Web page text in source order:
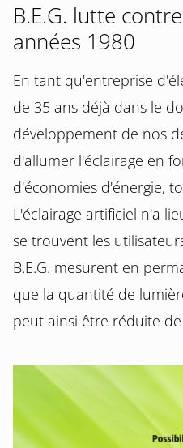
B.E.G. lutte
années 1980
En tant qu'entreprise
de 35 ans déjà dans le
développement de nos
d'allumer l'éclairage en
d'économies d'énergie,
L'éclairage artificiel n'a
se trouvent les
B.E.G. mesurent en
que la quantité de
peut ainsi être réduite